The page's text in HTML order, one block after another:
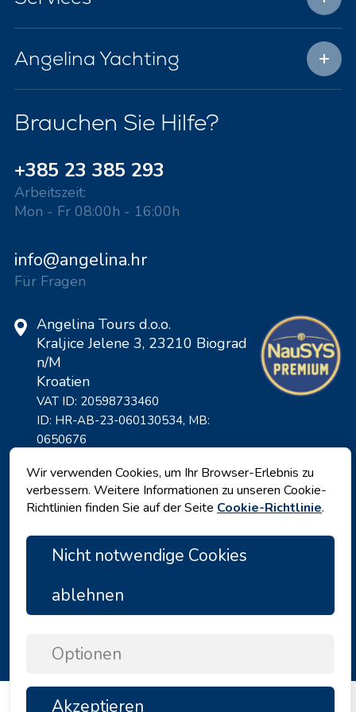
Angelina Yachting
Brauchen Sie Hilfe?
+385 23 385 293
Arbeitszeit:
Mon - Fr 08:00h - 16:00h
info@angelina.hr
Für Fragen
Angelina Tours d.o.o.
Kraljice Jelene 3, 23210 Biograd
n/M
Kroatien
VAT ID: 20598733460
ID: HR-AB-23-060130534, MB:
0650676
Copyright © 2026 by Angelina Tours d.o.o.
Wir verwenden Cookies, um Ihr Browser-Erlebnis zu
verbessern. Weitere Informationen zu unseren Cookie-
Richtlinien finden Sie auf der Seite Cookie-Richtlinie.
Nicht notwendige Cookies
ablehnen
Optionen
Akzeptieren